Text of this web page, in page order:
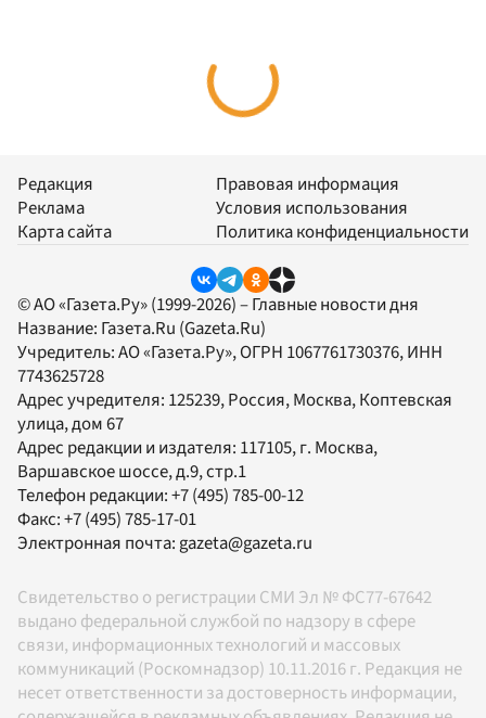
Редакция
Реклама
Карта сайта
Правовая информация
Условия использования
Политика конфиденциальности
© АО «Газета.Ру» (1999-2026) – Главные новости дня
Название: Газета.Ru (Gazeta.Ru)
Учредитель:АО «Газета.Ру», ОГРН 1067761730376, ИНН
7743625728
Адрес учредителя: 125239, Россия, Москва, Коптевская
улица, дом 67
Адрес редакции и издателя: 117105, г. Москва,
Варшавское шоссе, д.9, стр.1
Телефон редакции:+7 (495) 785-00-12
Факс:+7 (495) 785-17-01
Электронная почта: gazeta@gazeta.ru
Свидетельство о регистрации СМИ Эл № ФС77-67642
выдано федеральной службой по надзору в сфере
связи, информационных технологий и массовых
коммуникаций (Роскомнадзор) 10.11.2016 г. Редакция не
несет ответственности за достоверность информации,